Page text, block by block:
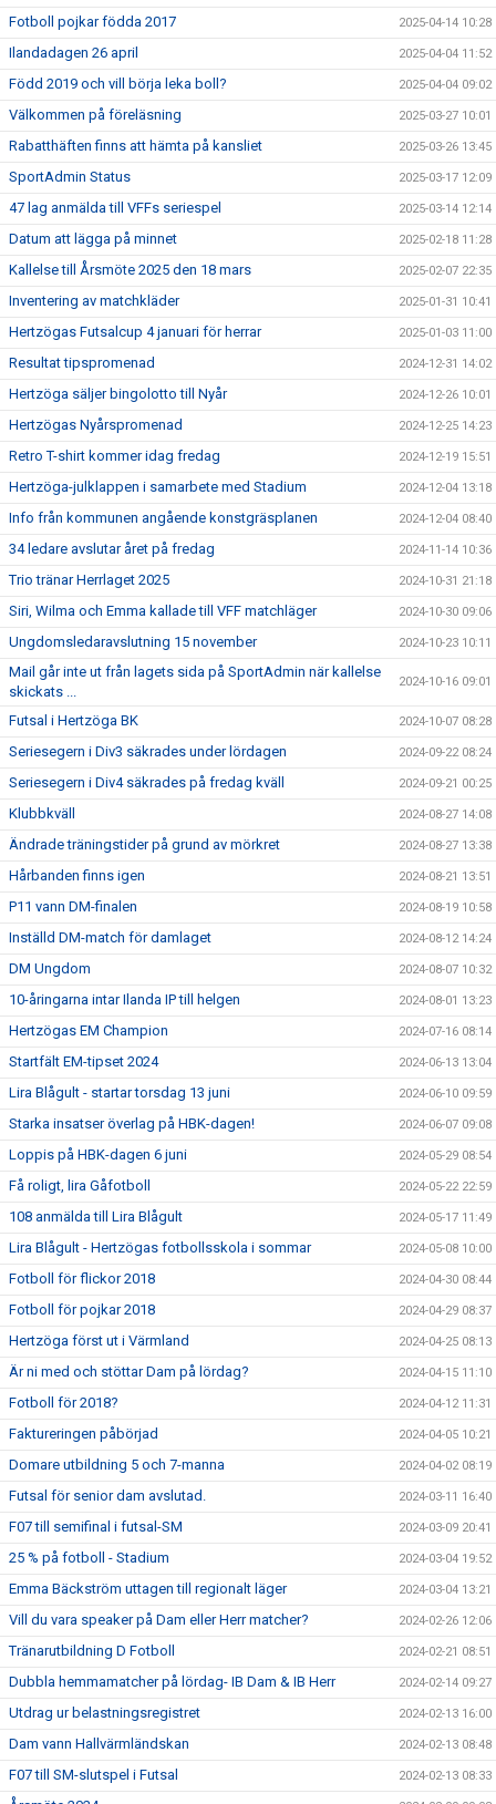
Fotboll pojkar födda 2017 2025-04-14 10:28
Ilandadagen 26 april 2025-04-04 11:52
Född 2019 och vill börja leka boll? 2025-04-04 09:02
Välkommen på föreläsning 2025-03-27 10:01
Rabatthäften finns att hämta på kansliet 2025-03-26 13:45
SportAdmin Status 2025-03-17 12:09
47 lag anmälda till VFFs seriespel 2025-03-14 12:14
Datum att lägga på minnet 2025-02-18 11:28
Kallelse till Årsmöte 2025 den 18 mars 2025-02-07 22:35
Inventering av matchkläder 2025-01-31 10:41
Hertzögas Futsalcup 4 januari för herrar 2025-01-03 11:00
Resultat tipspromenad 2024-12-31 14:02
Hertzöga säljer bingolotto till Nyår 2024-12-26 10:01
Hertzögas Nyårspromenad 2024-12-25 14:23
Retro T-shirt kommer idag fredag 2024-12-19 15:51
Hertzöga-julklappen i samarbete med Stadium 2024-12-04 13:18
Info från kommunen angående konstgräsplanen 2024-12-04 08:40
34 ledare avslutar året på fredag 2024-11-14 10:36
Trio tränar Herrlaget 2025 2024-10-31 21:18
Siri, Wilma och Emma kallade till VFF matchläger 2024-10-30 09:06
Ungdomsledaravslutning 15 november 2024-10-23 10:11
Mail går inte ut från lagets sida på SportAdmin när kallelse
skickats ...
2024-10-16 09:01
Futsal i Hertzöga BK 2024-10-07 08:28
Seriesegern i Div3 säkrades under lördagen 2024-09-22 08:24
Seriesegern i Div4 säkrades på fredag kväll 2024-09-21 00:25
Klubbkväll 2024-08-27 14:08
Ändrade träningstider på grund av mörkret 2024-08-27 13:38
Hårbanden finns igen 2024-08-21 13:51
P11 vann DM-finalen 2024-08-19 10:58
Inställd DM-match för damlaget 2024-08-12 14:24
DM Ungdom 2024-08-07 10:32
10-åringarna intar Ilanda IP till helgen 2024-08-01 13:23
Hertzögas EM Champion 2024-07-16 08:14
Startfält EM-tipset 2024 2024-06-13 13:04
Lira Blågult - startar torsdag 13 juni 2024-06-10 09:59
Starka insatser överlag på HBK-dagen! 2024-06-07 09:08
Loppis på HBK-dagen 6 juni 2024-05-29 08:54
Få roligt, lira Gåfotboll 2024-05-22 22:59
108 anmälda till Lira Blågult 2024-05-17 11:49
Lira Blågult - Hertzögas fotbollsskola i sommar 2024-05-08 10:00
Fotboll för flickor 2018 2024-04-30 08:44
Fotboll för pojkar 2018 2024-04-29 08:37
Hertzöga först ut i Värmland 2024-04-25 08:13
Är ni med och stöttar Dam på lördag? 2024-04-15 11:10
Fotboll för 2018? 2024-04-12 11:31
Faktureringen påbörjad 2024-04-05 10:21
Domare utbildning 5 och 7-manna 2024-04-02 08:19
Futsal för senior dam avslutad. 2024-03-11 16:40
F07 till semifinal i futsal-SM 2024-03-09 20:41
25 % på fotboll - Stadium 2024-03-04 19:52
Emma Bäckström uttagen till regionalt läger 2024-03-04 13:21
Vill du vara speaker på Dam eller Herr matcher? 2024-02-26 12:06
Tränarutbildning D Fotboll 2024-02-21 08:51
Dubbla hemmamatcher på lördag- IB Dam & IB Herr 2024-02-14 09:27
Utdrag ur belastningsregistret 2024-02-13 16:00
Dam vann Hallvärmländskan 2024-02-13 08:48
F07 till SM-slutspel i Futsal 2024-02-13 08:33